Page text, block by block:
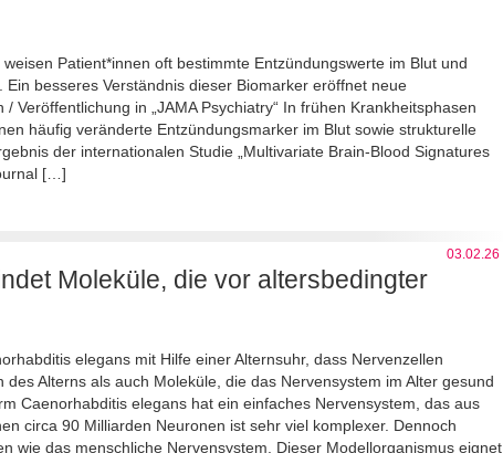
Patient*innen oft bestimmte Entzündungswerte im Blut und
besseres Verständnis dieser Biomarker eröffnet neue
in „JAMA Psychiatry“ In frühen Krankheitsphasen
häufig veränderte Entzündungsmarker im Blut sowie strukturelle
der internationalen Studie „Multivariate Brain-Blood Signatures
[…]
03.02.26
Moleküle, die vor altersbedingter
elegans mit Hilfe einer Alternsuhr, dass Nervenzellen
Alterns als auch Moleküle, die das Nervensystem im Alter gesund
Caenorhabditis elegans hat ein einfaches Nervensystem, das aus
circa 90 Milliarden Neuronen ist sehr viel komplexer. Dennoch
wie das menschliche Nervensystem. Dieser Modellorganismus eignet